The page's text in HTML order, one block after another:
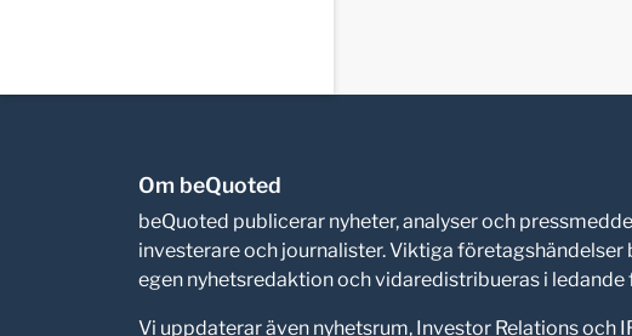
Om beQuoted
beQuoted publicerar nyheter, analyser och
investerare och journalister. Viktiga företagshändelser
egen nyhetsredaktion och vidaredistribueras i ledande
Vi uppdaterar även nyhetsrum, Investor Relations och